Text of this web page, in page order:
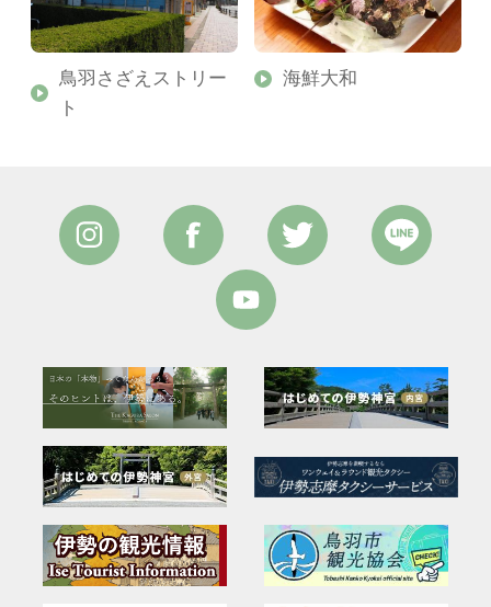
鳥羽さざえストリー
ト
海鮮大和